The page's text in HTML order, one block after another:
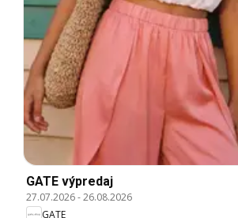
GATE výpredaj
27.07.2026-26.08.2026
GATE